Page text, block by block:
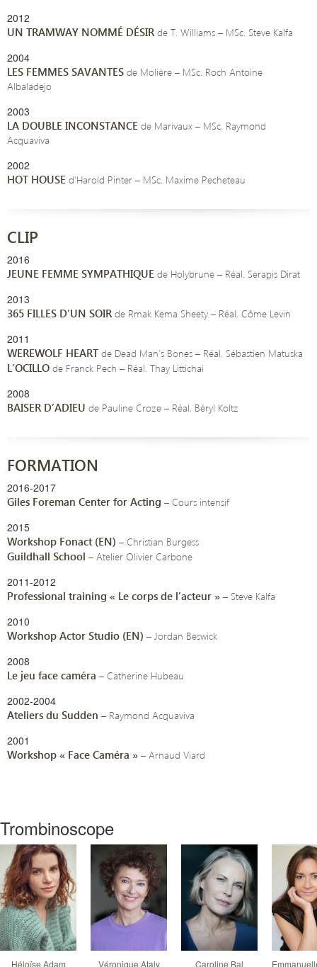
2012
UN TRAMWAY NOMMÉ DÉSIR de T. Williams – MSc. Steve Kalfa
2004
LES FEMMES SAVANTES de Molière – MSc. Roch Antoine
Albaladejo
2003
LA DOUBLE INCONSTANCE de Marivaux – MSc. Raymond
Acquaviva
2002
HOT HOUSE d’Harold Pinter – MSc. Maxime Pecheteau
CLIP
2016
JEUNE FEMME SYMPATHIQUE de Holybrune – Réal. Serapis Dirat
2013
365 FILLES D’UN SOIR de Rmak Kema Sheety – Réal. Côme Levin
2011
WEREWOLF HEART de Dead Man’s Bones – Réal. Sébastien Matuska
L’OCILLO de Franck Pech – Réal. Thay Littichai
2008
BAISER D’ADIEU de Pauline Croze – Réal. Béryl Koltz
FORMATION
2016-2017
Giles Foreman Center for Acting – Cours intensif
2015
Workshop Fonact (EN) – Christian Burgess
Guildhall School – Atelier Olivier Carbone
2011-2012
Professional training « Le corps de l’acteur » – Steve Kalfa
2010
Workshop Actor Studio (EN) – Jordan Beswick
2008
Le jeu face caméra – Catherine Hubeau
2002-2004
Ateliers du Sudden – Raymond Acquaviva
2001
Workshop « Face Caméra » – Arnaud Viard
Trombinoscope
Héloïse Adam Véronique Ataly Caroline Bal